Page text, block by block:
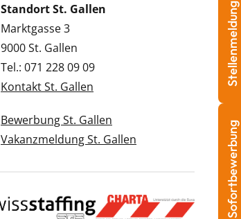
Standort St. Gallen
Marktgasse 3
9000 St. Gallen
Tel.: 071 228 09 09
Kontakt St. Gallen
Bewerbung St. Gallen
Vakanzmeldung St. Gallen
Sofortbewerbung
Stellenmeldung